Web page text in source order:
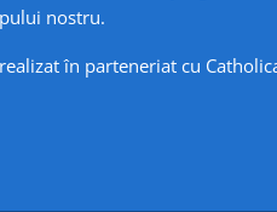
nostru.
în parteneriat cu